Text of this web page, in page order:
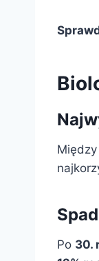
Między
Po 30.